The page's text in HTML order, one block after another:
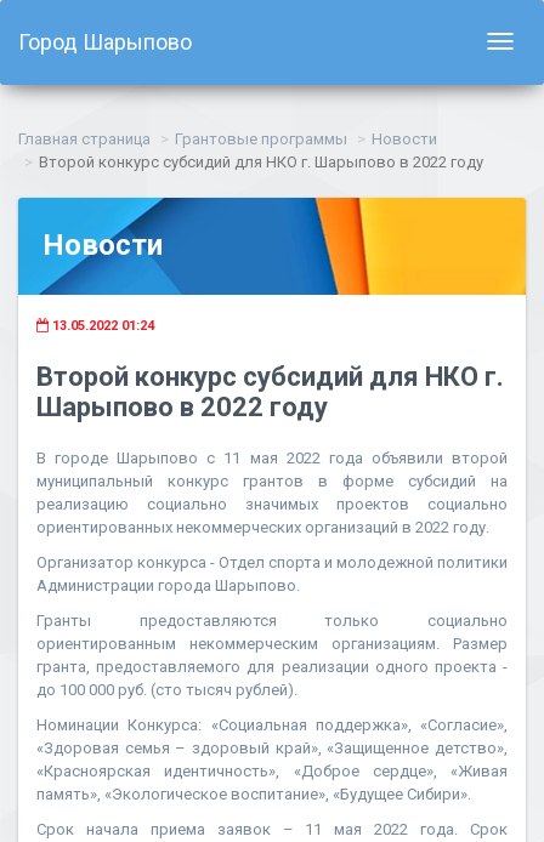
Город Шарыпово
Главная страница Грантовые программы
Новости
Второй конкурс субсидий для НКО г. Шарыпово в 2022 году
Новости
13.05.2022 01:24
Второй конкурс субсидий для НКО г.
Шарыпово в 2022 году
В городе Шарыпово с 11 мая 2022 года объявили второй
муниципальный конкурс грантов в форме субсидий на
реализацию социально значимых проектов социально
ориентированных некоммерческих организаций в 2022 году.
Организатор конкурса - Отдел спорта и молодежной политики
Администрации города Шарыпово.
Гранты предоставляются только социально
ориентированным некоммерческим организациям. Размер
гранта, предоставляемого для реализации одного проекта -
до 100 000 руб. (сто тысяч рублей).
Номинации Конкурса: «Социальная поддержка», «Согласие»,
«Здоровая семья – здоровый край», «Защищенное детство»,
«Красноярская идентичность», «Доброе сердце», «Живая
память», «Экологическое воспитание», «Будущее Сибири».
Срок начала приема заявок – 11 мая 2022 года. Срок